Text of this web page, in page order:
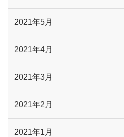
2021年5月
2021年4月
2021年3月
2021年2月
2021年1月